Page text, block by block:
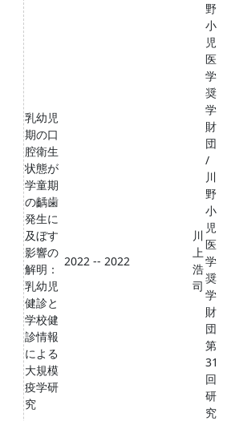
乳幼児
期の口
腔衛生
状態が
学童期
の齲歯
発生に
及ぼす
影響の
解明：
乳幼児
健診と
学校健
診情報
による
大規模
疫学研
究
2022 -- 2022
川
上
浩
司
野
小
児
医
学
奨
学
財
団
/
川
野
小
児
医
学
奨
学
財
団
第
31
回
研
究